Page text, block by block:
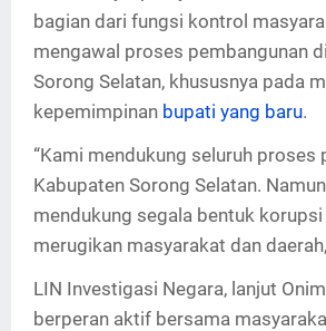
bagian dari fungsi kontrol
mengawal proses pembangunan
Sorong Selatan, khususnya pada
kepemimpinan bupati yang baru.
“Kami mendukung seluruh proses
Kabupaten Sorong Selatan.
mendukung segala bentuk
merugikan masyarakat dan
LIN Investigasi Negara, lanjut
berperan aktif bersama